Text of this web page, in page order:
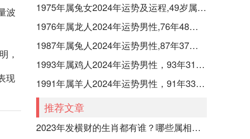
波
，
现
1975年属兔女2024年运势及运程,49岁属兔人2024全年每月运势女性如何
1976年属龙人2024年运势男性,76年48岁属龙男2024年每月运程怎么样
1987年属兔人2024年运势男性,87年37岁属兔男2024年每月运程怎么样
1993年属鸡人2024年运势男性，93年31岁属鸡男2024年每月运程怎么样
1991年属羊人2024年运势男性，91年33岁属羊男2024年每月运程怎么样
推荐文章
2023年发横财的生肖都有谁？哪些属相财运旺盛？